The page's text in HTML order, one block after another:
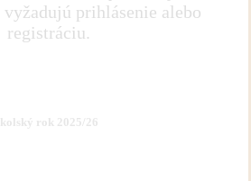
prihlásenie alebo
registráciu.
rok 2025/26